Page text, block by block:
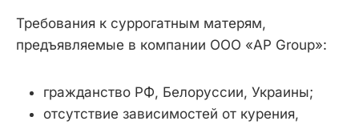
Требования к суррогатным матерям,
предъявляемые в компании ООО «AP Group»:
гражданство РФ, Белоруссии, Украины;
отсутствие зависимостей от курения,